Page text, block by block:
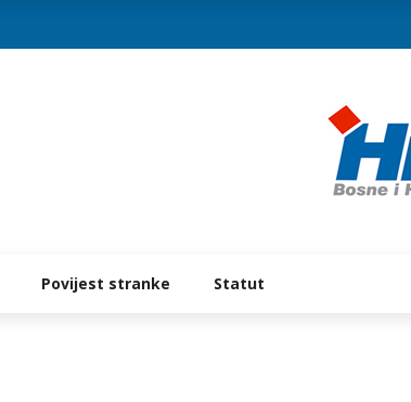
Povijest stranke Statut